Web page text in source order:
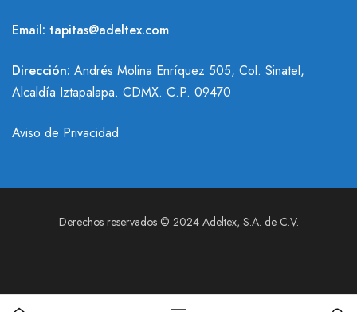
Email: tapitas@adeltex.com
Dirección: Andrés Molina Enríquez 505, Col. Sinatel,
Alcaldía Iztapalapa. CDMX. C.P. 09470
Aviso de Privacidad
Derechos reservados © 2024 Adeltex, S.A. de C.V.